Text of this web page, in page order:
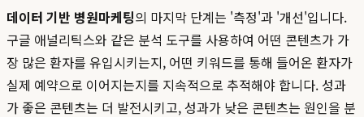
데이터 기반 병원마케팅의 마지막 단계는 '측정'과 '개선'입니다.
구글 애널리틱스와 같은 분석 도구를 사용하여 어떤 콘텐츠가 가
장 많은 환자를 유입시키는지, 어떤 키워드를 통해 들어온 환자가
실제 예약으로 이어지는지를 지속적으로 추적해야 합니다. 성과
가 좋은 콘텐츠는 더 발전시키고, 성과가 낮은 콘텐츠는 원인을 분